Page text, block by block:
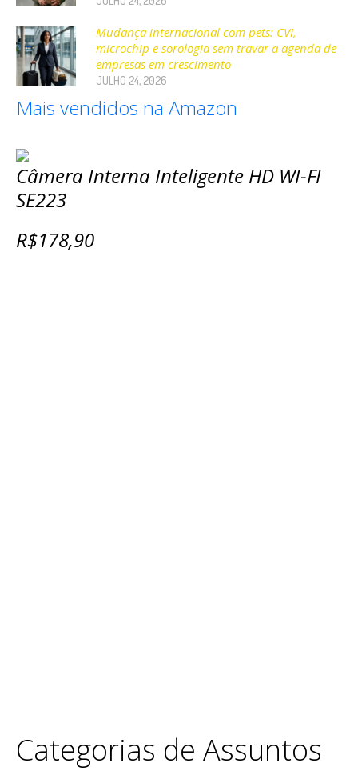
Mudança internacional com pets: CVI,
microchip e sorologia sem travar a agenda de
empresas em crescimento
JULHO 24, 2026
Mais vendidos na Amazon
Câmera Interna Inteligente HD WI-FI
SE223
R$178,90
Categorias de Assuntos